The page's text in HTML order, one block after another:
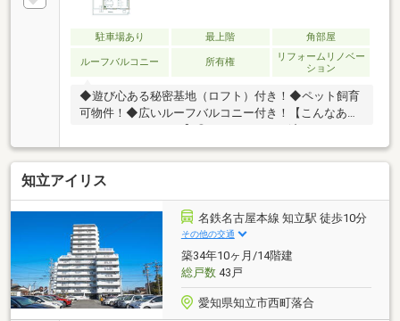
駐車場あり 最上階 角部屋
ルーフバルコニー 所有権
リフォームリノベー
ション
◆遊び心ある秘密基地（ロフト）付き！◆ペット飼育
可物件！◆広いルーフバルコニー付き！【こんなあな
な物件をお探しの方！◎ペットと一緒に暮らせるお部
屋をお探しの方！◎通勤、通学で電車を利用する方！
【リフォーム内容】・キッチン、トイレ、、給湯器→
新品交換・クロス→貼替・ハウスクリーニング
◆◇◆◇物件見学 予約 受付中◇◆◇◆ゆっくり
ご見学いただく為、１組ずつご案内させていただいて
おります。事前にご予約をお願いいたします。【お問
い合わせ窓口】TEL0120-34-0909
知立アイリス
名鉄名古屋本線 知立駅 徒歩10分
その他の交通
築34年10ヶ月/14階建
総戸数43戸
愛知県知立市西町落合